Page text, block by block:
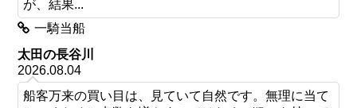
が、結果...
一騎当船
太田の長谷川
2026.08.04
船客万来の買い目は、見ていて自然です。無理に当て